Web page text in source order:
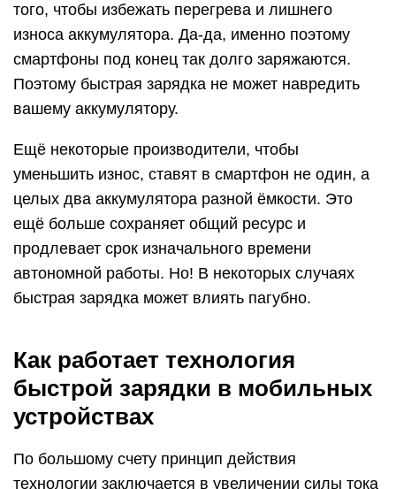
того, чтобы избежать перегрева и лишнего
износа аккумулятора. Да-да, именно поэтому
смартфоны под конец так долго заряжаются.
Поэтому быстрая зарядка не может навредить
вашему аккумулятору.
Ещё некоторые производители, чтобы
уменьшить износ, ставят в смартфон не один, а
целых два аккумулятора разной ёмкости. Это
ещё больше сохраняет общий ресурс и
продлевает срок изначального времени
автономной работы. Но! В некоторых случаях
быстрая зарядка может влиять пагубно.
Как работает технология
быстрой зарядки в мобильных
устройствах
По большому счету принцип действия
технологии заключается в увеличении силы тока